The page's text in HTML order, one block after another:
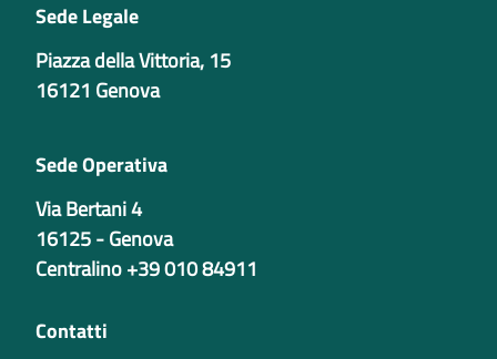
Sede Legale
Piazza della Vittoria, 15
16121 Genova
Sede Operativa
Via Bertani 4
16125 - Genova
Centralino +39 010 84911
Contatti